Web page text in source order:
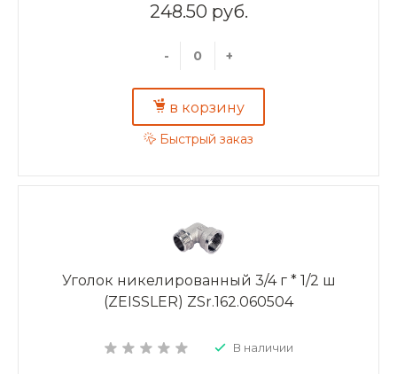
248.50 руб.
- +
в корзину
Быстрый заказ
Уголок никелированный 3/4 г * 1/2 ш
(ZEISSLER) ZSr.162.060504
В наличии